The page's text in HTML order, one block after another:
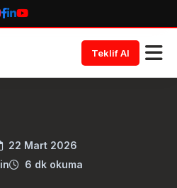
Teklif Al
22 Mart 2026
6 dk okuma